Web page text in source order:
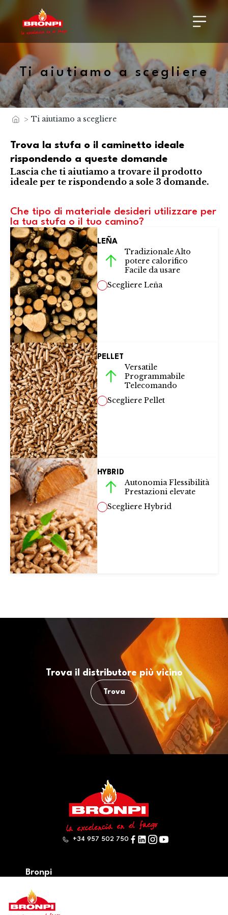
Ti aiutiamo a scegliere
Home
> Ti aiutiamo a scegliere
Trova la stufa o il caminetto ideale
rispondendo a queste domande
Lascia che ti aiutiamo a trovare il prodotto
ideale per te rispondendo a sole 3 domande.
Che tipo di materiale desideri utilizzare per
la tua stufa o il tuo camino?
LEÑA
Tradizionale Alto
potere calorifico
Facile da usare
Scegliere Leña
PELLET
Versatile
Programmabile
Telecomando
Scegliere Pellet
HYBRID
Autonomia Flessibilità
Prestazioni elevate
Scegliere Hybrid
Trova il distributore più vicino
Trova
+34 957 502 750
Bronpi
Serie a legna
Serie a pellet